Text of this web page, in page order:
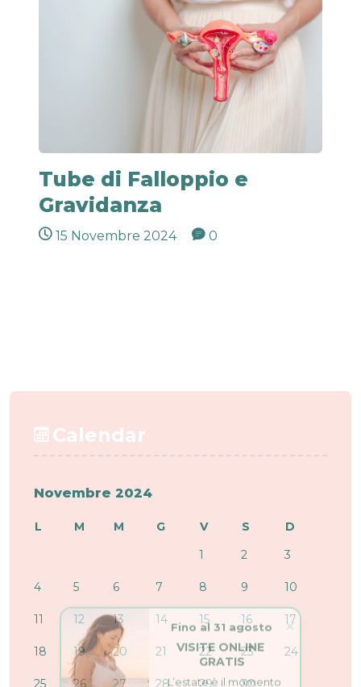
Tube di Falloppio e
Gravidanza
15 Novembre 2024 0
Calendar
Novembre 2024
L M M G V S
D
1
2 3
4 5 6 7 8 9 10
11 12 13 14 15 16 17
18 19 20 21 22 23 24
25 26 27 28 29 30
VISITE ONLINE
GRATIS
perfetto per dar vita ai
Fino al 31 agosto